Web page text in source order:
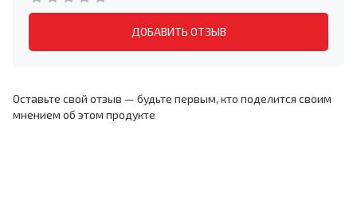
ДОБАВИТЬ ОТЗЫВ
Оставьте свой отзыв — будьте первым, кто поделится своим
мнением об этом продукте